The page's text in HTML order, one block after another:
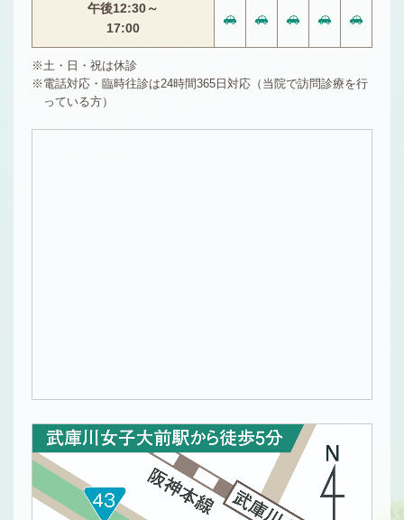
午後12:30～
17:00
土・日・祝は休診
電話対応・臨時往診は24時間365日対応（当院で訪問診療を行
っている方）